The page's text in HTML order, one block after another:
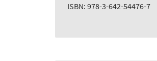
ISBN: 978-3-642-54476-7